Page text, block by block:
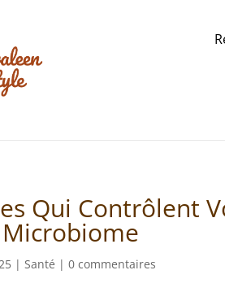
Qui Contrôlent
|Santé |0 commentaires